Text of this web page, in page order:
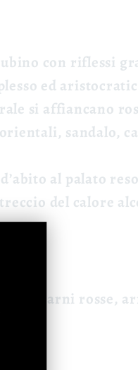
con riflessi
ed
si affiancano
sandalo,
al palato
del calore
ragù, carni rosse,